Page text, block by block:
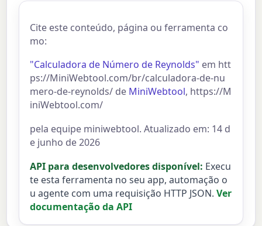
Cite este conteúdo, página ou ferramenta co
mo:
"Calculadora de Número de Reynolds" em htt
ps://MiniWebtool.com/br/calculadora-de-nu
mero-de-reynolds/ de MiniWebtool, https://M
iniWebtool.com/
pela equipe miniwebtool. Atualizado em: 14 d
e junho de 2026
API para desenvolvedores disponível: Execu
te esta ferramenta no seu app, automação o
u agente com uma requisição HTTP JSON. Ver
documentação da API